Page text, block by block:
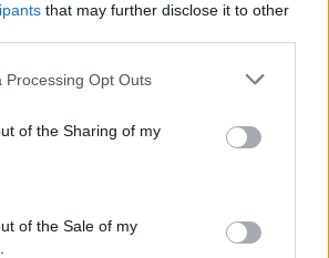
that may further disclose it to other
Processing Opt Outs
Italiani | Puglia - Area Due
eventi e la Web TV di Cia Puglia - Area